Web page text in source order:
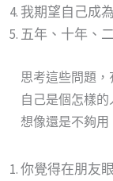
我期望自己成
五年、十年、
思考這些問題
自己是個怎樣
想像還是不夠用
你覺得在朋友